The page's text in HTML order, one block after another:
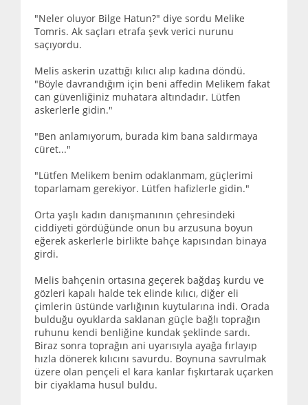
"Neler oluyor Bilge Hatun?" diye sordu Melike
Tomris. Ak saçları etrafa şevk verici nurunu
saçıyordu.
Melis askerin uzattığı kılıcı alıp kadına döndü.
"Böyle davrandığım için beni affedin Melikem fakat
can güvenliğiniz muhatara altındadır. Lütfen
askerlerle gidin."
"Ben anlamıyorum, burada kim bana saldırmaya
cüret..."
"Lütfen Melikem benim odaklanmam, güçlerimi
toparlamam gerekiyor. Lütfen hafizlerle gidin."
Orta yaşlı kadın danışmanının çehresindeki
ciddiyeti gördüğünde onun bu arzusuna boyun
eğerek askerlerle birlikte bahçe kapısından binaya
girdi.
Melis bahçenin ortasına geçerek bağdaş kurdu ve
gözleri kapalı halde tek elinde kılıcı, diğer eli
çimlerin üstünde varlığının kuytularına indi. Orada
bulduğu oyuklarda saklanan güçle bağlı toprağın
ruhunu kendi benliğine kundak şeklinde sardı.
Biraz sonra toprağın ani uyarısıyla ayağa fırlayıp
hızla dönerek kılıcını savurdu. Boynuna savrulmak
üzere olan pençeli el kara kanlar fışkırtarak uçarken
bir ciyaklama husul buldu.